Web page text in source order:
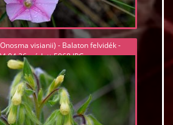
visianii) - Balaton felvidék -
védett 5968.JPG